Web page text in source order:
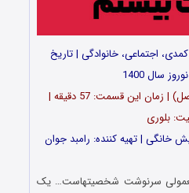
کمدی، اجتماعی، خانوادگی | تاریخ
سال 1400
تعداد قسمت ها: 100 (4 فصل) | زمان این قسمت: 57 دقیقه |
بلوری
سرنوشت شخصیتهاست… یک